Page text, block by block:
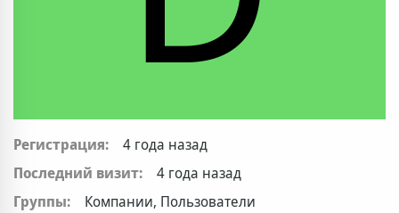
Регистрация:
4 года назад
Последний визит:
4 года назад
Группы:
Компании, Пользователи